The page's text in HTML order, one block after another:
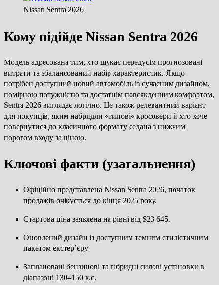
Nissan Sentra 2026
Кому підійде Nissan Sentra 2026
Модель адресована тим, хто шукає передусім прогнозовані
витрати та збалансований набір характеристик. Якщо
потрібен доступний новий автомобіль із сучасним дизайном,
помірною потужністю та достатнім повсякденним комфортом,
Sentra 2026 виглядає логічно. Це також релевантний варіант
для покупців, яким набридли «типові» кросовери й хто хоче
повернутися до класичного формату седана з нижчим
порогом входу за ціною.
Ключові факти (узагальнення)
Офіційно представлена Nissan Sentra 2026, початок
продажів очікується до кінця 2025 року.
Стартова ціна заявлена на рівні від $23 645.
Оновлений дизайн із доступним темним стилістичним
пакетом екстер’єру.
Заплановані бензинові та гібридні силові установки в
діапазоні 130–150 к.с.